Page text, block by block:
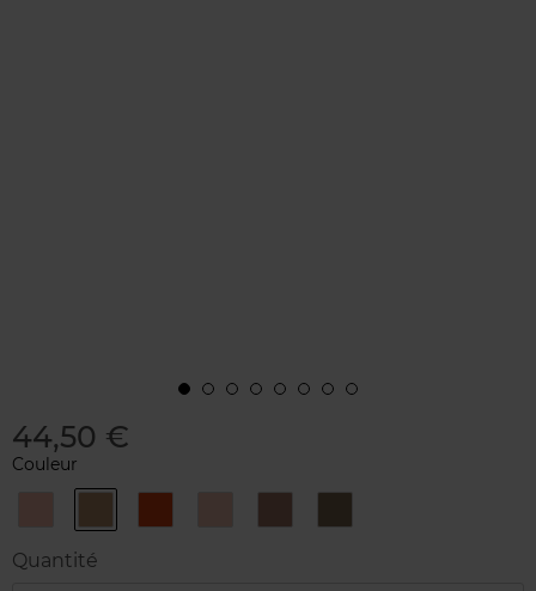
44,50 €
Couleur
Quantité